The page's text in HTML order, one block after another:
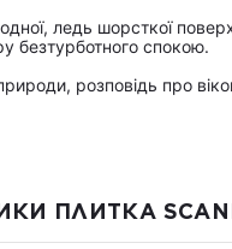
ледь шорсткої
безтурботного спокою.
розповідь про
ПЛИТКА